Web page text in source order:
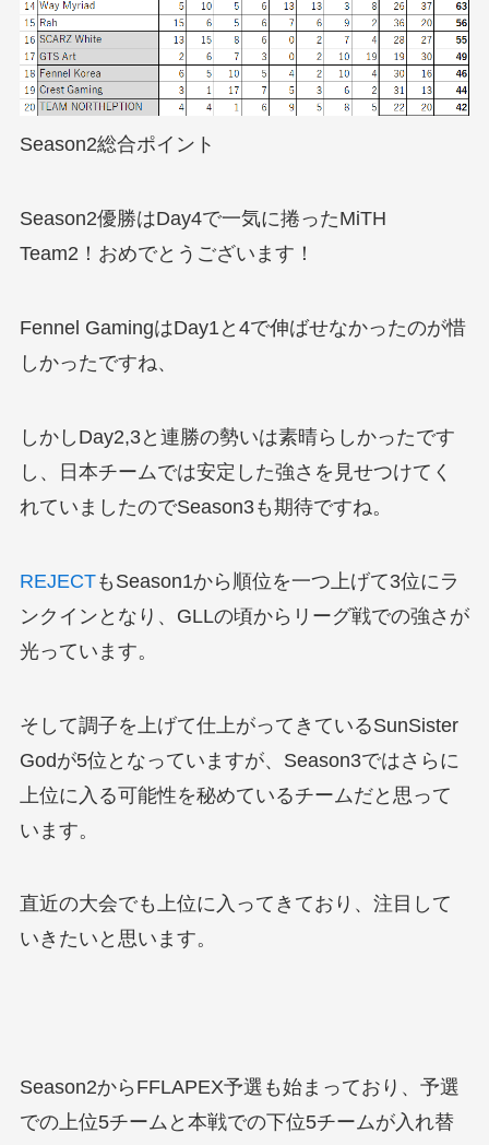
Season2総合ポイント
Season2優勝はDay4で一気に捲ったMiTH
Team2！おめでとうございます！
Fennel GamingはDay1と4で伸ばせなかったのが惜
しかったですね、
しかしDay2,3と連勝の勢いは素晴らしかったです
し、日本チームでは安定した強さを見せつけてく
れていましたのでSeason3も期待ですね。
REJECTもSeason1から順位を一つ上げて3位にラ
ンクインとなり、GLLの頃からリーグ戦での強さが
光っています。
そして調子を上げて仕上がってきているSunSister
Godが5位となっていますが、Season3ではさらに
上位に入る可能性を秘めているチームだと思って
います。
直近の大会でも上位に入ってきており、注目して
いきたいと思います。
Season2からFFLAPEX予選も始まっており、予選
での上位5チームと本戦での下位5チームが入れ替